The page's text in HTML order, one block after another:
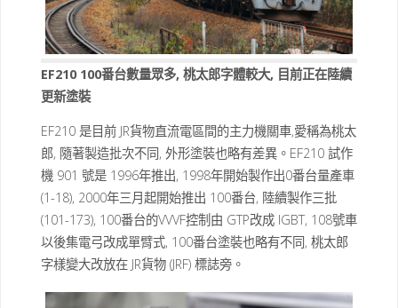
EF210 100番台數量眾多, 桃太郎字體較大, 目前正在陸續
更新塗裝
EF210 是目前 JR貨物直流電區間的主力機關車,愛稱為桃太
郎, 隨著製造批次不同, 外形塗裝也略有差異。EF210 試作
機 901 號是 1996年推出, 1998年開始製作出0番台量產車
(1-18), 2000年三月起開始推出 100番台, 陸續製作三批
(101-173), 100番台的VVVF控制由 GTP改成 IGBT, 108號車
以後集電弓改成單臂式, 100番台塗裝也略有不同, 桃太郎
字樣變大改放在 JR貨物 (JRF) 標誌旁。